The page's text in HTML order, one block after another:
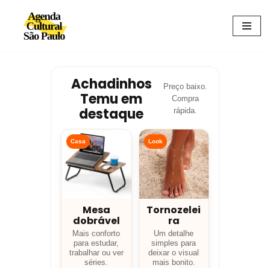
Avançar
Achadinhos
Temu em
destaque
Preço baixo.
Compra
rápida.
Casa
Mesa
dobrável
Mais conforto
para estudar,
trabalhar ou ver
séries.
Look
Tornozelei
ra
Um detalhe
simples para
deixar o visual
mais bonito.